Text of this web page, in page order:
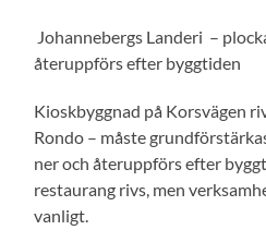
Johannebergs Landeri –
återuppförs efter byggtiden
Kioskbyggnad på Korsvägen
Rondo – måste
ner och återuppförs efter
restaurang rivs, men
vanligt.